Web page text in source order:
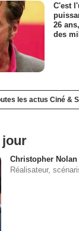
C'est
26
des
les actus Ciné &
jour
Christopher Nolan
Réalisateur,